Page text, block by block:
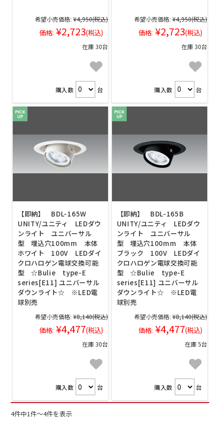
希望小売価格: ¥4,950(税込)
価格: ¥2,723(税込)
在庫 30台
購入数 台
希望小売価格: ¥4,950(税込)
価格: ¥2,723(税込)
在庫 30台
購入数 台
【即納】 BDL-165W
UNITY/ユニティ LEDダウ
ンライト ユニバーサル
型 埋込穴100mm 本体
ホワイト 100V LEDダイ
クロハロゲン電球交換可能
型 ☆Bulie type-E
series[E11] ユニバーサル
ダウンライト☆ ※LED電
球別売
希望小売価格: ¥8,140(税込)
価格: ¥4,477(税込)
在庫 30台
購入数 台
【即納】 BDL-165B
UNITY/ユニティ LEDダウ
ンライト ユニバーサル
型 埋込穴100mm 本体
ブラック 100V LEDダイ
クロハロゲン電球交換可能
型 ☆Bulie type-E
series[E11] ユニバーサル
ダウンライト☆ ※LED電
球別売
希望小売価格: ¥8,140(税込)
価格: ¥4,477(税込)
在庫 5台
購入数 台
4件中1件～4件を表示